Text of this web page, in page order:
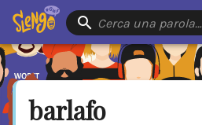
Cerca una parola…
barlafo